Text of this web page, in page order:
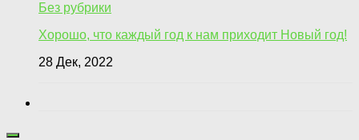
Без рубрики
Хорошо, что каждый год к нам приходит Новый год!
28 Дек, 2022